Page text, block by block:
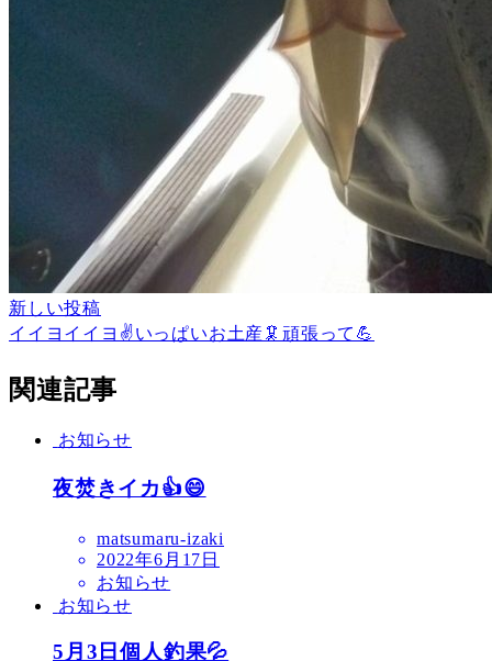
新しい投稿
イイヨイイヨ✌️いっぱいお土産🦑頑張って💪
関連記事
お知らせ
夜焚きイカ👍😄
matsumaru-izaki
2022年6月17日
お知らせ
お知らせ
5月3日個人釣果💦